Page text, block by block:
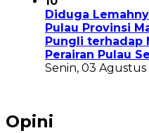
Diduga
Pulau Provinsi
Pungli terhadap
Perairan Pulau
Senin, 03 Agustus
Opini